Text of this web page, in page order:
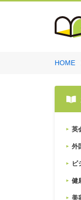
HOME
英
外
ビ
健
美